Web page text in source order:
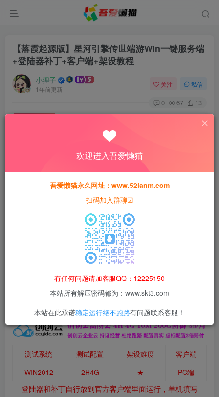
【落霞起源版】星河引擎传世端游Win一键服务端
+登陆器补丁+客户端+架设教程
小狸子
1年前更新
关注 私信
0 67 13
此内容为付费资源，请付费后查看
猫粮30
黄金会员猫粮15 钻石会员 免费
本站所有资源均为网络收集整理而来，仅供学习研究使用，请在下
载后24h内删除，谢谢合作！
本站资源仅用于学习交流，禁止商业运营与违法、侵权
果由使用者自行承担。
测试系统 测试配置 架设难度
客户端
WIN2012
2H4G ★ PC端
登陆器和补丁自行放到官方客户端里面运行，单机填写
欢迎进入吾爱懒猫
吾爱懒猫永久网址：www.52lanm.com
扫码加入群聊☑
有任何问题请加客服QQ：12225150
本站所有解压密码都为：www.skt3.com
本站在此承诺稳定运行绝不跑路有问题联系客服！